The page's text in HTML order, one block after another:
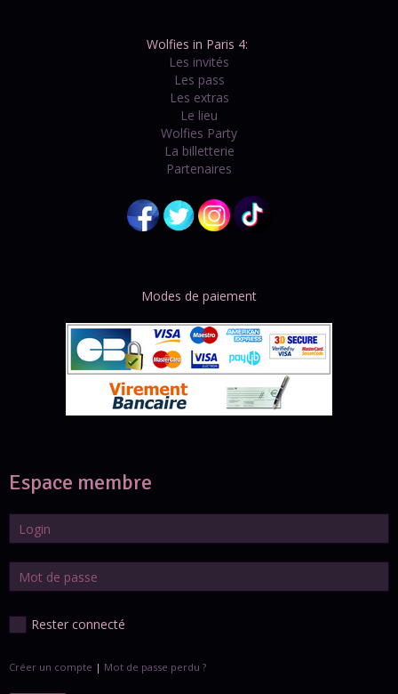
Wolfies in Paris 4:
Les invités
Les pass
Les extras
Le lieu
Wolfies Party
La billetterie
Partenaires
Modes de paiement
Espace membre
Rester connecté
Créer un compte | Mot de passe perdu ?